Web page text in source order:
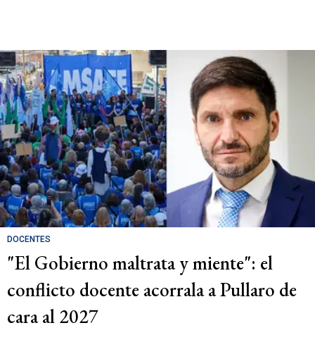
DOCENTES
"El Gobierno maltrata y miente": el
conflicto docente acorrala a Pullaro de
cara al 2027